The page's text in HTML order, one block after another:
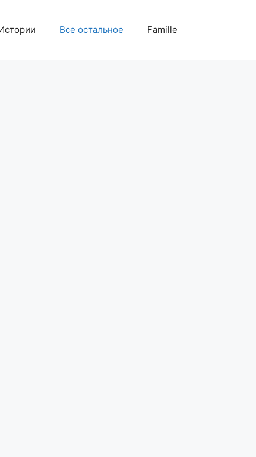
Все остальное Famille